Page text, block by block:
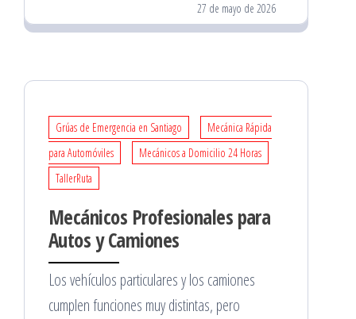
27 de mayo de 2026
Grúas de Emergencia en Santiago
Mecánica Rápida
para Automóviles
Mecánicos a Domicilio 24 Horas
TallerRuta
Mecánicos Profesionales para
Autos y Camiones
Los vehículos particulares y los camiones
cumplen funciones muy distintas, pero